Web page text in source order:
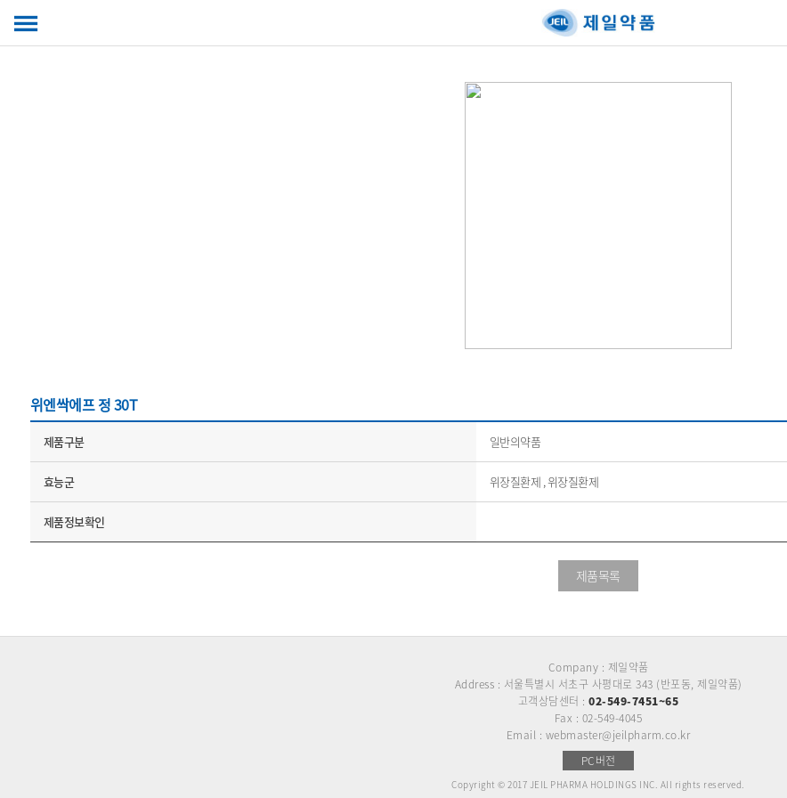
위엔싹에프 정 30T
제품구분 일반의약품
효능군 위장질환제 , 위장질환제
제품정보확인
제품목록
Company : 제일약품
Address : 서울특별시 서초구 사평대로 343 (반포동, 제일약품)
고객상담센터 :02-549-7451~65
Fax : 02-549-4045
Email : webmaster@jeilpharm.co.kr
PC버전
Copyright © 2017 JEIL PHARMA HOLDINGS INC. All rights reserved.